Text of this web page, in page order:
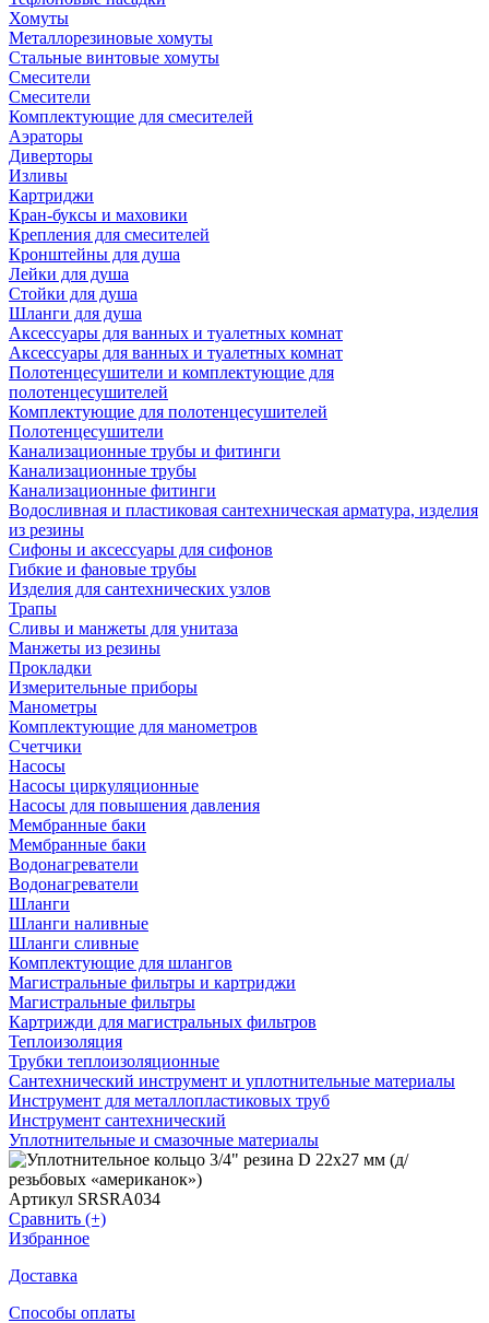
Хомуты
Металлорезиновые хомуты
Стальные винтовые хомуты
Смесители
Смесители
Комплектующие для смесителей
Аэраторы
Диверторы
Изливы
Картриджи
Кран-буксы и маховики
Крепления для смесителей
Кронштейны для душа
Лейки для душа
Стойки для душа
Шланги для душа
Аксессуары для ванных и туалетных комнат
Аксессуары для ванных и туалетных комнат
Полотенцесушители и комплектующие для
полотенцесушителей
Комплектующие для полотенцесушителей
Полотенцесушители
Канализационные трубы и фитинги
Канализационные трубы
Канализационные фитинги
Водосливная и пластиковая сантехническая арматура, изделия
из резины
Сифоны и аксессуары для сифонов
Гибкие и фановые трубы
Изделия для сантехнических узлов
Трапы
Сливы и манжеты для унитаза
Манжеты из резины
Прокладки
Измерительные приборы
Манометры
Комплектующие для манометров
Счетчики
Насосы
Насосы циркуляционные
Насосы для повышения давления
Мембранные баки
Мембранные баки
Водонагреватели
Водонагреватели
Шланги
Шланги наливные
Шланги сливные
Комплектующие для шлангов
Магистральные фильтры и картриджи
Магистральные фильтры
Картрижди для магистральных фильтров
Теплоизоляция
Трубки теплоизоляционные
Сантехнический инструмент и уплотнительные материалы
Инструмент для металлопластиковых труб
Инструмент сантехнический
Уплотнительные и смазочные материалы
Артикул SRSRA034
Сравнить (+)
Избранное
Доставка
Способы оплаты